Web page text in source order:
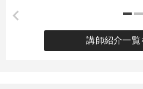
講師紹介一覧